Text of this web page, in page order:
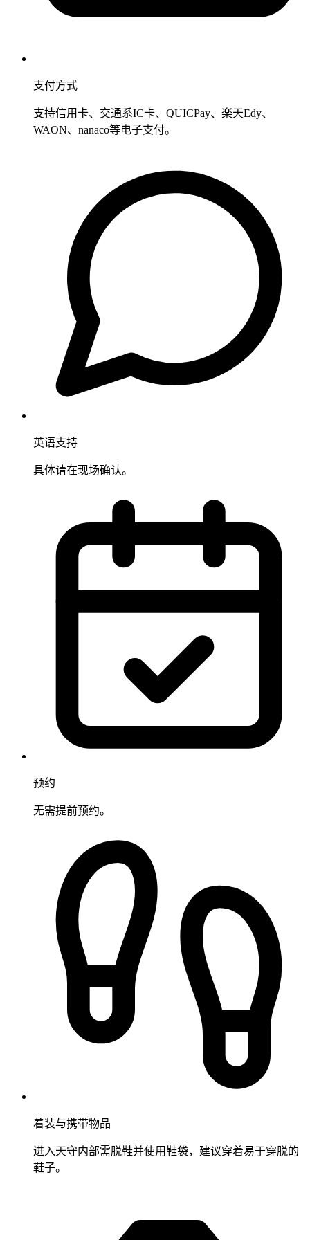
支付方式
支持信用卡、交通系IC卡、QUICPay、楽天Edy、
WAON、nanaco等电子支付。
英语支持
具体请在现场确认。
预约
无需提前预约。
着装与携带物品
进入天守内部需脱鞋并使用鞋袋，建议穿着易于穿脱的
鞋子。